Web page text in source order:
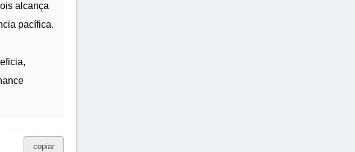
alcança
pacífica.
copiar